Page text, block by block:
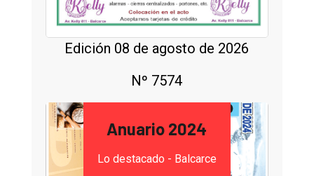
Edición 08 de agosto de 2026
Nº 7574
Anuario 2024
Lo destacado - Balcarce